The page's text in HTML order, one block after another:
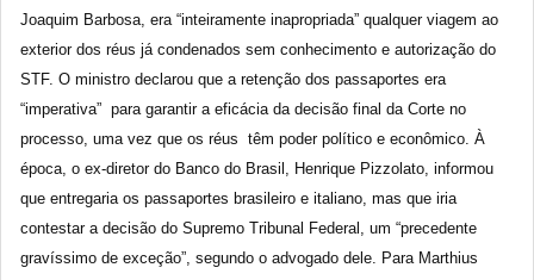
Joaquim Barbosa, era “inteiramente inapropriada” qualquer viagem ao
exterior dos réus já condenados sem conhecimento e autorização do
STF. O ministro declarou que a retenção dos passaportes era
“imperativa” para garantir a eficácia da decisão final da Corte no
processo, uma vez que os réus têm poder político e econômico. À
época, o ex-diretor do Banco do Brasil, Henrique Pizzolato, informou
que entregaria os passaportes brasileiro e italiano, mas que iria
contestar a decisão do Supremo Tribunal Federal, um “precedente
gravíssimo de exceção”, segundo o advogado dele. Para Marthius